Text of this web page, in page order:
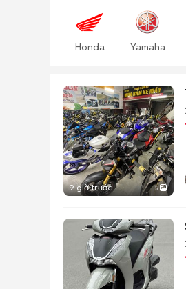
Honda Yamaha
9 giờ trước 5